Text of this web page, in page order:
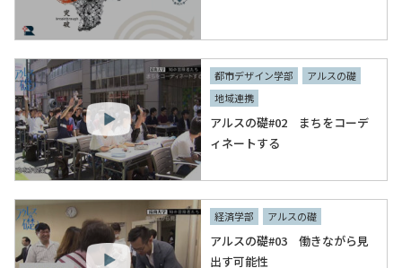
都市デザイン学部
アルスの礎
地域連携
アルスの礎#02 まちをコーデ
ィネートする
経済学部 アルスの礎
アルスの礎#03 働きながら見
出す可能性